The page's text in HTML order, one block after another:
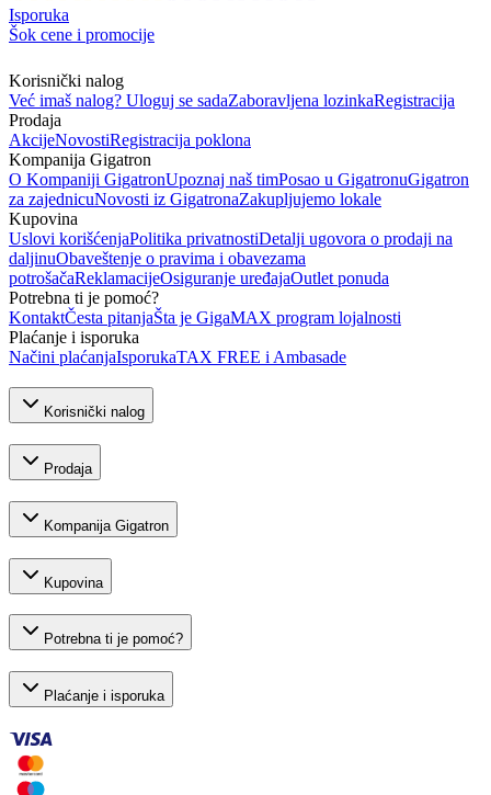
Isporuka
Šok cene i promocije
Korisnički nalog
Već imaš nalog? Uloguj se sadaZaboravljena lozinkaRegistracija
Prodaja
AkcijeNovostiRegistracija poklona
Kompanija Gigatron
O Kompaniji GigatronUpoznaj naš timPosao u GigatronuGigatron
za zajednicuNovosti iz GigatronaZakupljujemo lokale
Kupovina
Uslovi korišćenjaPolitika privatnostiDetalji ugovora o prodaji na
daljinuObaveštenje o pravima i obavezama
potrošačaReklamacijeOsiguranje uređajaOutlet ponuda
Potrebna ti je pomoć?
KontaktČesta pitanjaŠta je GigaMAX program lojalnosti
Plaćanje i isporuka
Načini plaćanjaIsporukaTAX FREE i Ambasade
Korisnički nalog
Prodaja
Kompanija Gigatron
Kupovina
Potrebna ti je pomoć?
Plaćanje i isporuka